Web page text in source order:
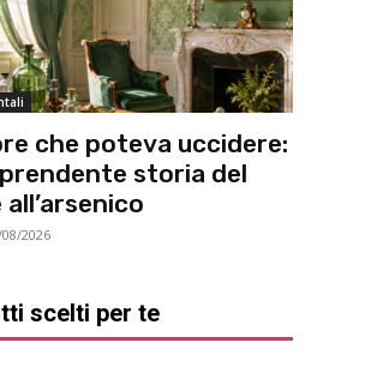
che poteva uccidere:
storia del
2026
scelti per te